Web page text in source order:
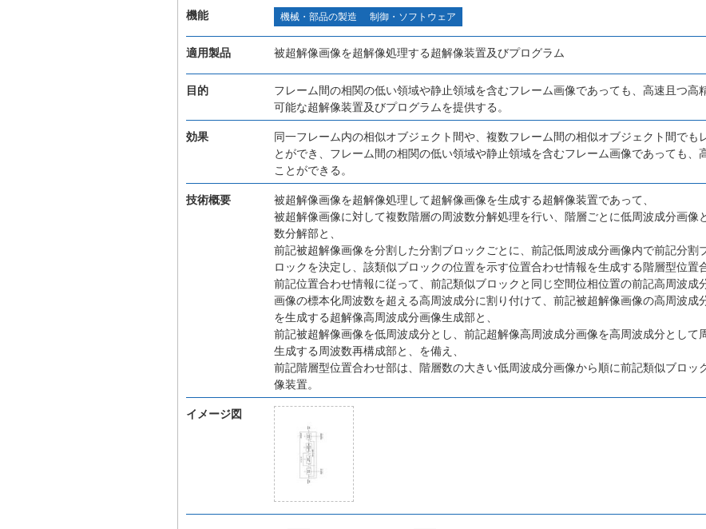
機能 機械・部品の製造 制御・ソフトウェア
適用製品 被超解像画像を超解像処理する超解像装置及びプログラム
目的
フレーム間の相関の低い領域や静止領域を含むフレーム画像であっても、高速且つ高
可能な超解像装置及びプログラムを提供する。
効果
同一フレーム内の相似オブジェクト間や、複数フレーム間の相似オブジェクト間でも
とができ、フレーム間の相関の低い領域や静止領域を含むフレーム画像であっても、
ことができる。
技術概要
被超解像画像を超解像処理して超解像画像を生成する超解像装置であって、
被超解像画像に対して複数階層の周波数分解処理を行い、階層ごとに低周波成分画像
数分解部と、
前記被超解像画像を分割した分割ブロックごとに、前記低周波成分画像内で前記分割
ロックを決定し、該類似ブロックの位置を示す位置合わせ情報を生成する階層型位置
前記位置合わせ情報に従って、前記類似ブロックと同じ空間位相位置の前記高周波成
画像の標本化周波数を超える高周波成分に割り付けて、前記被超解像画像の高周波成
を生成する超解像高周波成分画像生成部と、
前記被超解像画像を低周波成分とし、前記超解像高周波成分画像を高周波成分として
生成する周波数再構成部と、を備え、
前記階層型位置合わせ部は、階層数の大きい低周波成分画像から順に前記類似ブロッ
像装置。
イメージ図